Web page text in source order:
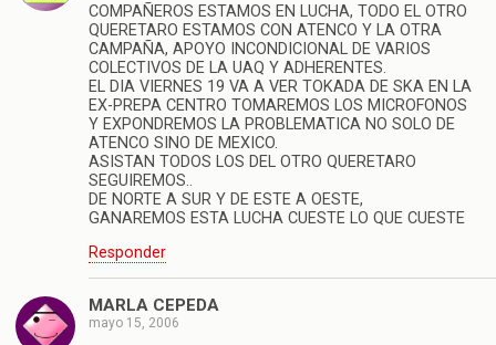
COMPAÑEROS ESTAMOS EN LUCHA, TODO EL OTRO
QUERETARO ESTAMOS CON ATENCO Y LA OTRA
CAMPAÑA, APOYO INCONDICIONAL DE VARIOS
COLECTIVOS DE LA UAQ Y ADHERENTES.
EL DIA VIERNES 19 VA A VER TOKADA DE SKA EN LA
EX-PREPA CENTRO TOMAREMOS LOS MICROFONOS
Y EXPONDREMOS LA PROBLEMATICA NO SOLO DE
ATENCO SINO DE MEXICO.
ASISTAN TODOS LOS DEL OTRO QUERETARO
SEGUIREMOS..
DE NORTE A SUR Y DE ESTE A OESTE,
GANAREMOS ESTA LUCHA CUESTE LO QUE CUESTE
Responder
MARLA CEPEDA
mayo 15, 2006